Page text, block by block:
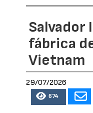
Salvador
fábrica
Vietnam
29/07/2026
674